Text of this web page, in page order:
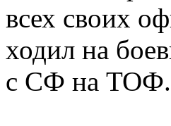
всех своих
ходил на
с СФ на ТОФ.